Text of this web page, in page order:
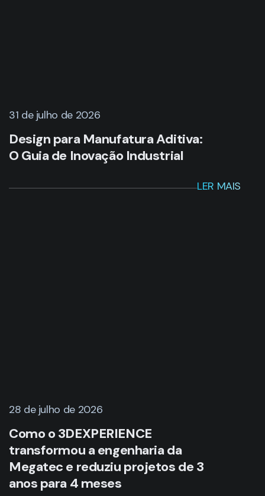
31 de julho de 2026
Design para Manufatura Aditiva:
O Guia de Inovação Industrial
LER MAIS
28 de julho de 2026
Como o 3DEXPERIENCE
transformou a engenharia da
Megatec e reduziu projetos de 3
anos para 4 meses